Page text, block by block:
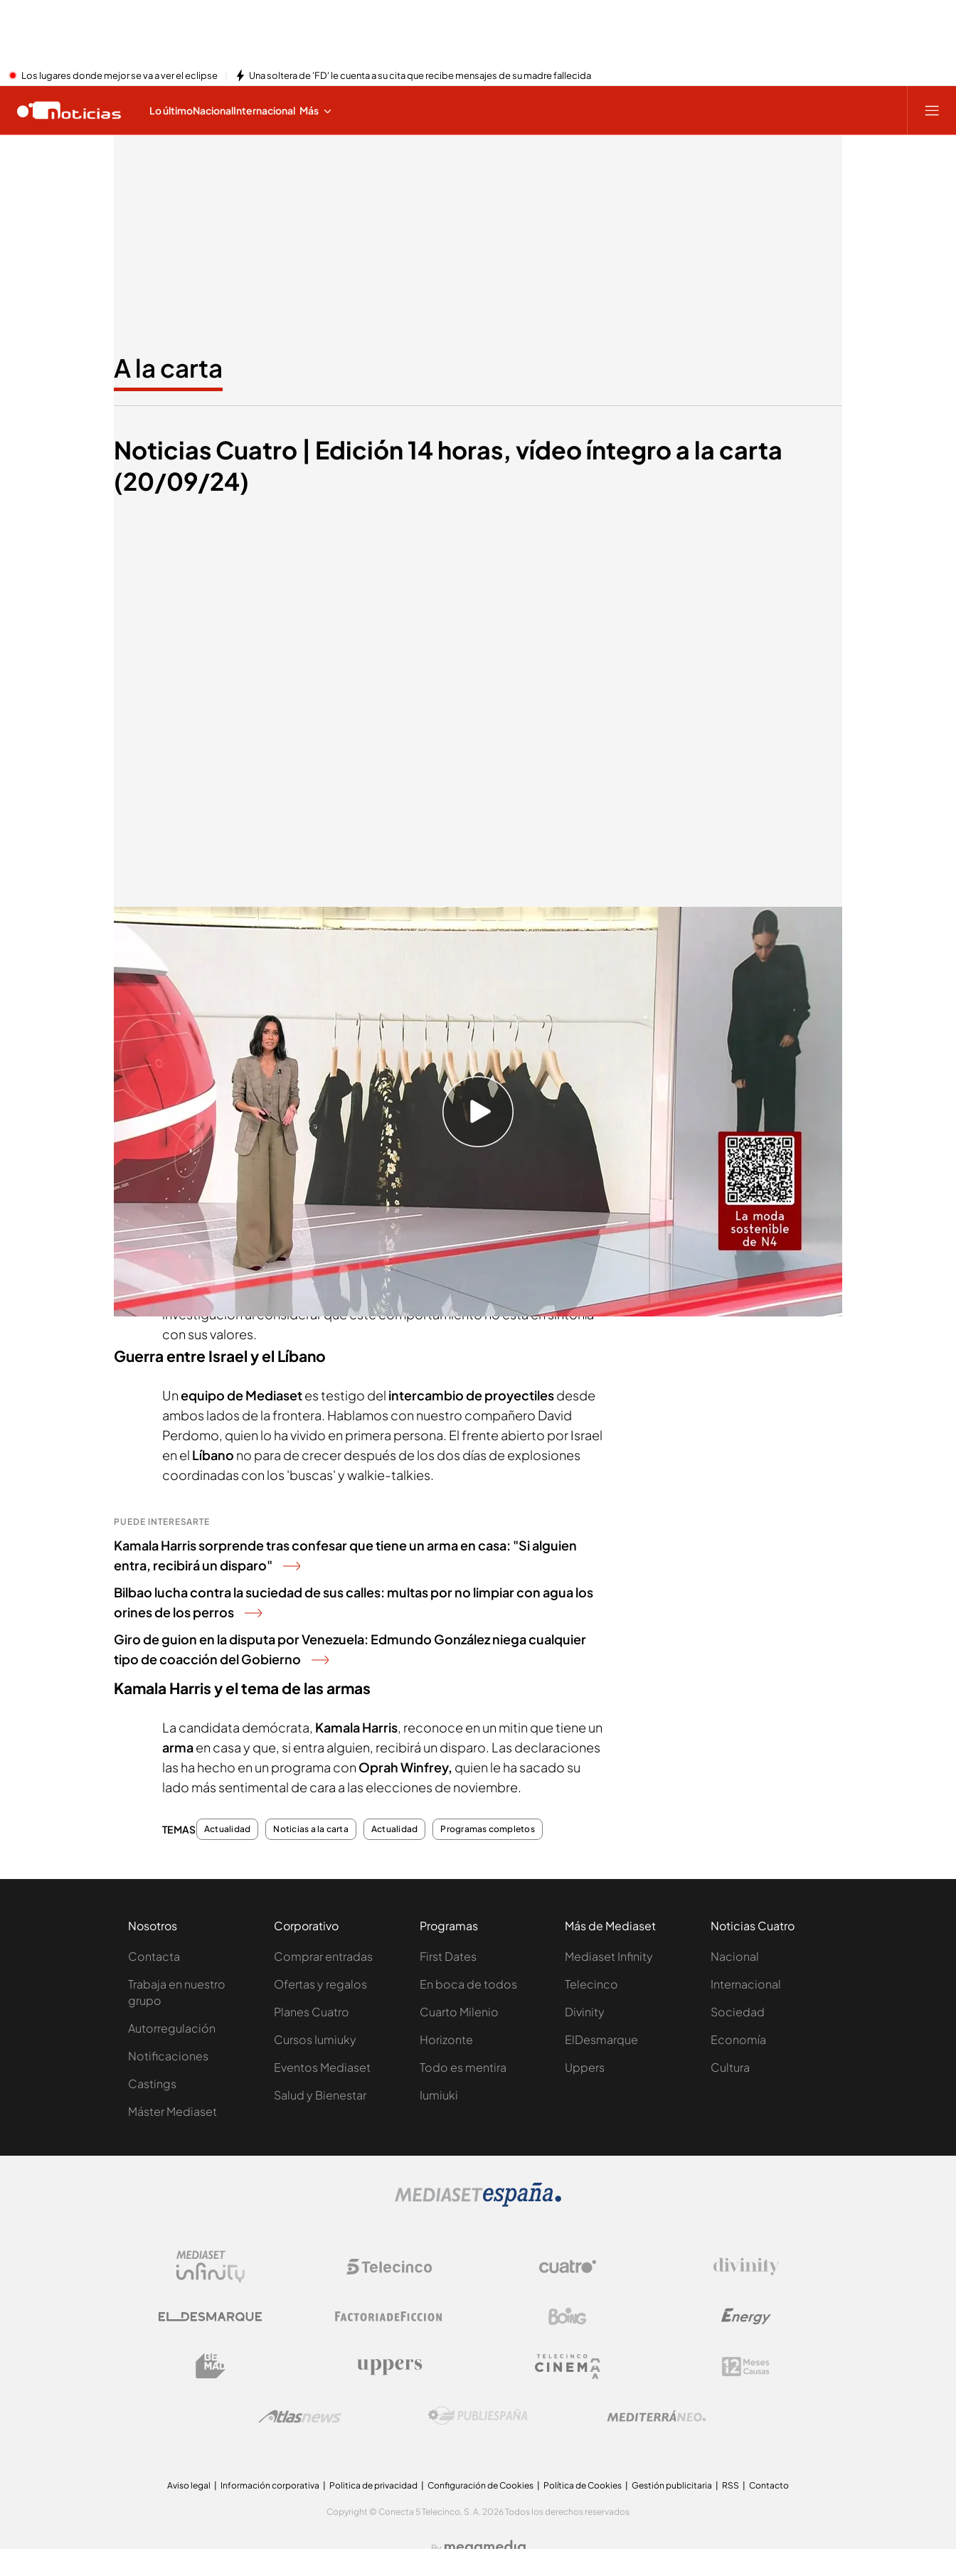
Los lugares donde mejor se va a ver el eclipse Una soltera de 'FD' le cuenta a su cita que recibe mensajes de su madre fallecida
Lo últimoNacionalInternacional Más
A la carta
Noticias Cuatro | Edición 14 horas, vídeo íntegro a la carta
(20/09/24)
Las noticias, de la mano de Alba Lago
Unos soldados israelíes arrojan los cuerpos de tres palestinos al vacío
en Cisjordania
Un equipo de Mediaset es testigo del intercambio de proyectiles en la
frontera de Israel con el Líbano
Kamala Harris sorprende a todos tras confesar que tiene un arma en
casa
Compartir
Soldados israelíes en Cisjordania
Soldados israelíeshacen una redada en un edificio y, tras abatir a tres
palestinos,arrojansuscuerposal vacío enCisjordania
. El Ejército de Israel
asegura que tiene el incidente bajo control y anuncia que ha abierto una
investigación al considerar que este comportamiento no está en sintonía
con sus valores.
Guerra entre Israel y el Líbano
Unequipo de Mediasetes testigo del intercambio de proyectilesdesde
ambos lados de la frontera. Hablamos con nuestro compañero David
Perdomo, quien lo ha vivido en primera persona. El frente abierto por Israel
en el Líbano no para de crecer después de los dos días de explosiones
coordinadas con los 'buscas' y walkie-talkies.
PUEDE INTERESARTE
Kamala Harris sorprende tras confesar que tiene un arma en casa: "Si alguien
entra, recibirá un disparo"
Bilbao lucha contra la suciedad de sus calles: multas por no limpiar con agua los
orines de los perros
Giro de guion en la disputa por Venezuela: Edmundo González niega cualquier
tipo de coacción del Gobierno
Kamala Harris y el tema de las armas
La candidata demócrata, Kamala Harris, reconoce en un mitin que tiene un
armaen casa y que, si entra alguien, recibirá un disparo. Las declaraciones
las ha hecho en un programa con Oprah Winfrey, quien le ha sacado su
lado más sentimental de cara a las elecciones de noviembre.
TEMAS Actualidad Noticias a la carta Actualidad Programas completos
Nosotros
Contacta
Trabaja en nuestro
grupo
Autorregulación
Notificaciones
Castings
Máster Mediaset
Corporativo
Comprar entradas
Ofertas y regalos
Planes Cuatro
Cursos Iumiuky
Eventos Mediaset
Salud y Bienestar
Programas
First Dates
En boca de todos
Cuarto Milenio
Horizonte
Todo es mentira
Iumiuki
Más de Mediaset
Mediaset Infinity
Telecinco
Divinity
ElDesmarque
Uppers
Noticias Cuatro
Nacional
Internacional
Sociedad
Economía
Cultura
Aviso legal Información corporativa Politica de privacidad Configuración de Cookies Política de Cookies Gestión publicitaria RSS Contacto
Copyright © Conecta 5 Telecinco, S. A. 2026 Todos los derechos reservados